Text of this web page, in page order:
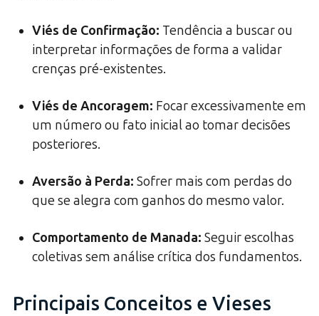
Viés de Confirmação: Tendência a buscar ou
interpretar informações de forma a validar
crenças pré-existentes.
Viés de Ancoragem: Focar excessivamente em
um número ou fato inicial ao tomar decisões
posteriores.
Aversão à Perda: Sofrer mais com perdas do
que se alegra com ganhos do mesmo valor.
Comportamento de Manada: Seguir escolhas
coletivas sem análise crítica dos fundamentos.
Principais Conceitos e Vieses